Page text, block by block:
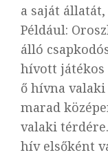
a saját
Például:
álló
hívott
ő hívna
marad
valaki
hív elsőként